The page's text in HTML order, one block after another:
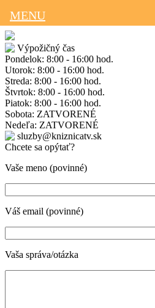
Výpožičný čas
Pondelok: 8:00 - 16:00 hod.
Utorok: 8:00 - 16:00 hod.
Streda: 8:00 - 16:00 hod.
Štvrtok: 8:00 - 16:00 hod.
Piatok: 8:00 - 16:00 hod.
Sobota: ZATVORENÉ
Nedeľa: ZATVORENÉ
sluzby@kniznicatv.sk
Chcete sa opýtať?
Vaše meno (povinné)
Váš email (povinné)
Vaša správa/otázka
MENU